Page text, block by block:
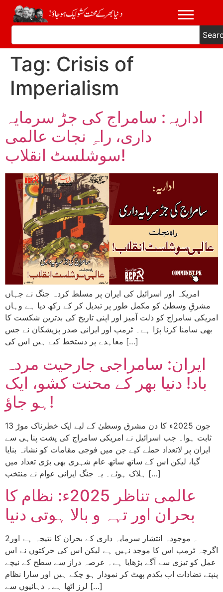
Tag: Crisis of
Imperialism
اداریہ: سامراج کی جڑ سرمایہ
داری، راہِ نجات عالمی
سوشلسٹ انقلاب!
امریکہ اور اسرائیل کی ایران پر مسلط کردہ جنگ نے جہاں
مشرقِ وسطیٰ کو مکمل طور پر تبدیل کر کے رکھ دیا ہے وہاں
امریکی سامراج کو ذلت آمیز اور اپنی تاریخ کی بدترین شکست کا
بھی سامنا کرنا پڑا ہے۔ ٹرمپ اور ایرانی صدر پزیشکان نے جس
معاہدے پر دستخط کیے ہیں اس کی […]
ایران: سامراجی جارحیت مردہ
باد! دنیا بھر کے محنت کشو، ایک
ہو جاؤ!
13 جون 2025ء کا دن مشرق وسطیٰ کے لیے ایک خطرناک موڑ
ثابت ہوا۔ جب اسرائیل نے امریکی سامراج کی پشت پناہی سے
ایران پر لاتعداد حملے کیے جن میں فوجی مقامات کو نشانہ بنایا
گیا، لیکن اس کے ساتھ ساتھ عام شہری بھی بڑی تعداد میں
ہلاک ہوئے۔ یہ جنگ ایرانی عوام نے منتخب […]
عالمی تناظر 2025ء: نظام کا
بحران اور تہہ و بالا ہوتی دنیا
2۔ موجودہ انتشار سرمایہ داری کے بحران کا نتیجہ ہے اور
اگرچہ ٹرمپ اس کا موجد نہیں ہے لیکن اس کی حرکتوں نے اس
عمل کو تیزی سے آگے بڑھایا ہے۔ عرصہ دراز سے سطح کے نیچے
پنپتے تضادات اب یکدم پھٹ کر نمودار ہو چکے ہیں اور سارا نظام
لرز اٹھا ہے۔ دہائیوں سے […]